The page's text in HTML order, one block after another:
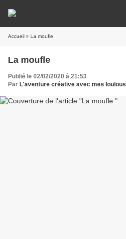
Accueil » La moufle
La moufle
Publié le 02/02/2020 à 21:53
Par L'aventure créative avec mes loulous